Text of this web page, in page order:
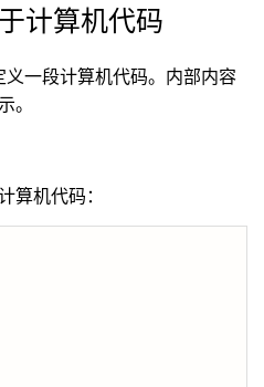
计算机代码
义一段计算机代码。内部内容
。
算机代码：